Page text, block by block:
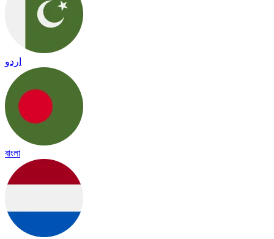
اردو
বাংলা